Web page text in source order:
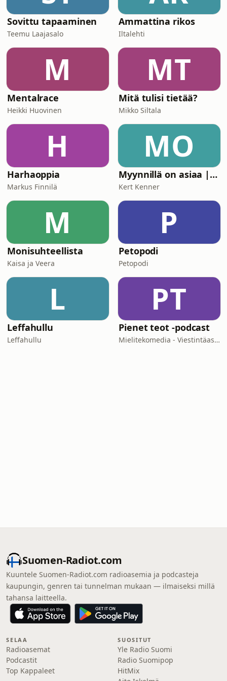
Sovittu tapaaminen
Teemu Laajasalo
Ammattina rikos
Iltalehti
M
Mentalrace
Heikki Huovinen
MT
Mitä tulisi tietää?
Mikko Siltala
H
Harhaoppia
Markus Finnilä
MO
Myynnillä on asiaa | Kert Kenner
Kert Kenner
M
Monisuhteellista
Kaisa ja Veera
P
Petopodi
Petopodi
L
Leffahullu
Leffahullu
PT
Pienet teot -podcast
Mielitekomedia - Viestintäasiantuntija Sami Turunen
Suomen-Radiot.com
Kuuntele Suomen-Radiot.com radioasemia ja podcasteja
kaupungin, genren tai tunnelman mukaan — ilmaiseksi millä
tahansa laitteella.
SELAA
Radioasemat
Podcastit
Top Kappaleet
SUOSITUT
Yle Radio Suomi
Radio Suomipop
HitMix